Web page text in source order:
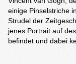
einige Pinselstriche
Strudel der
jenes Portrait auf
befindet und dabei